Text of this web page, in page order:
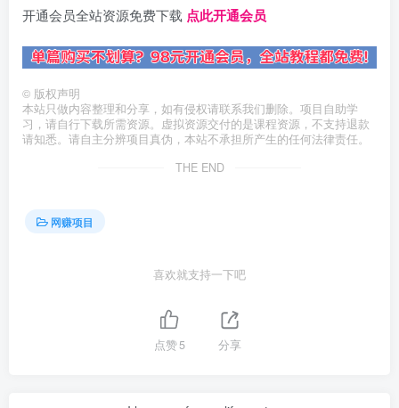
开通会员全站资源免费下载 点此开通会员
© 版权声明
本站只做内容整理和分享，如有侵权请联系我们删除。项目自助学
习，请自行下载所需资源。虚拟资源交付的是课程资源，不支持退款
请知悉。请自主分辨项目真伪，本站不承担所产生的任何法律责任。
THE END
网赚项目
喜欢就支持一下吧
点赞5 分享